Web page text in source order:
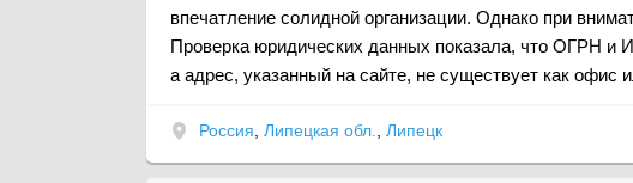
впечатление солидной организации. Однако при
Проверка юридических данных показала, что ОГРН
а адрес, указанный на сайте, не существует как офис
Россия Липецкая обл. Липецк